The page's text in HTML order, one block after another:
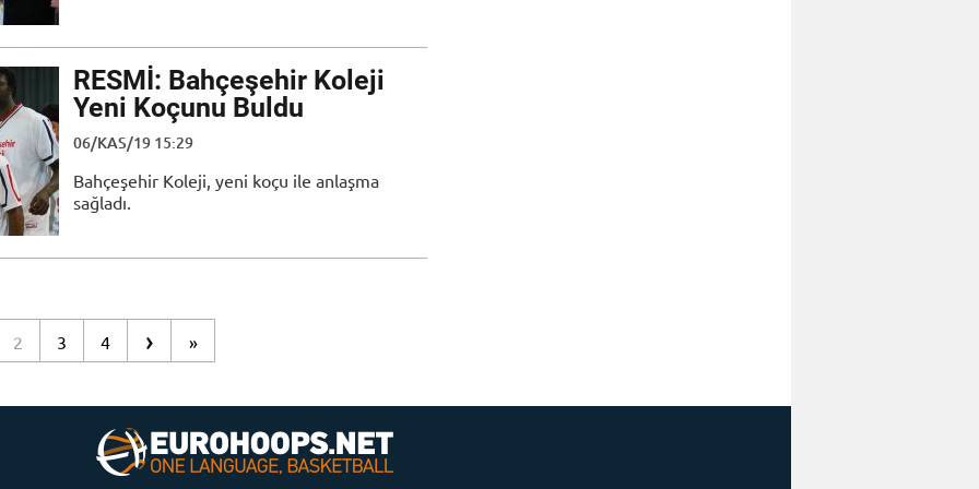
RESMİ: Bahçeşehir Koleji
Yeni Koçunu Buldu
06/KAS/19 15:29
Bahçeşehir Koleji, yeni koçu ile anlaşma
sağladı.
2 3 4 › »